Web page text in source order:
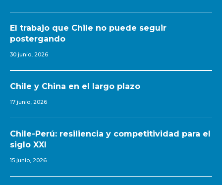
El trabajo que Chile no puede seguir
postergando
30 junio, 2026
Chile y China en el largo plazo
17 junio, 2026
Chile-Perú: resiliencia y competitividad para el
siglo XXI
15 junio, 2026